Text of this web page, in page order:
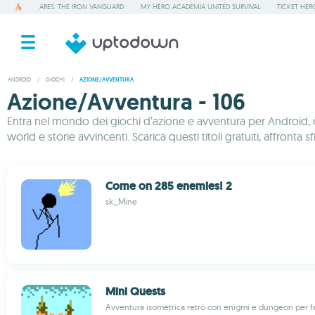
ARES: THE IRON VANGUARD MY HERO ACADEMIA UNITED SURVIVAL TICKET
ANDROID / GIOCHI / AZIONE/AVVENTURA
Azione/Avventura - 106
Entra nel mondo dei giochi d’azione e avventura per
world e storie avvincenti. Scarica questi titoli gratuiti, affronta
Come on 285 enemies! 2
sk_Mine
Mini Quests
Avventura isometrica retrò con enigmi e dungeon per